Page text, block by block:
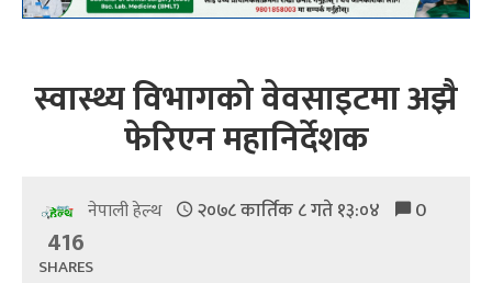
स्वास्थ्य विभागको वेवसाइटमा अझै
फेरिएन महानिर्देशक
नेपाली हेल्थ २०७८ कार्तिक ८ गते १३:०४ 0
416
SHARES